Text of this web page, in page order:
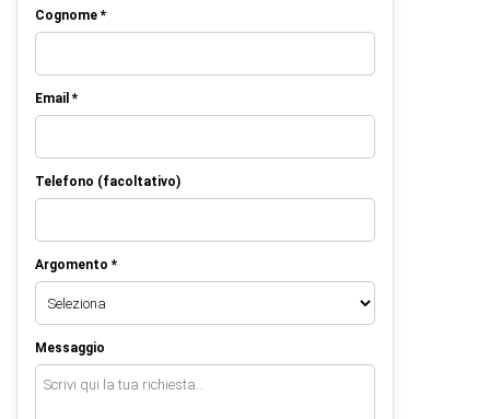
Cognome *
Email *
Telefono (facoltativo)
Argomento *
Messaggio